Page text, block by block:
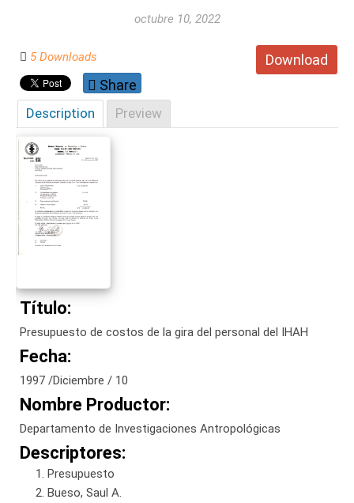
octubre 10, 2022
Download
5 Downloads
Share
Description Preview
Título:
Presupuesto de costos de la gira del personal del IHAH
Fecha:
1997 /Diciembre / 10
Nombre Productor:
Departamento de Investigaciones Antropológicas
Descriptores:
Presupuesto
Bueso, Saul A.